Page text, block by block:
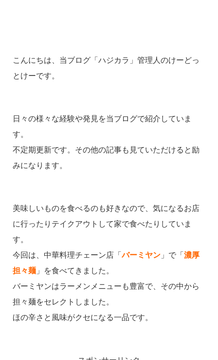
こんにちは、当ブログ「ハジカラ」管理人のけーどっ
とけーです。
日々の様々な経験や発見を当ブログで紹介していま
す。
不定期更新です。その他の記事も見ていただけると励
みになります。
美味しいものを食べるのも好きなので、気になるお店
に行ったりテイクアウトして家で食べたりしていま
す。
今回は、中華料理チェーン店「バーミヤン 」で「 濃厚
担々麺 」を食べてきました。
バーミヤンはラーメンメニューも豊富で、その中から
担々麺をセレクトしました。
ほの辛さと風味がクセになる一品です。